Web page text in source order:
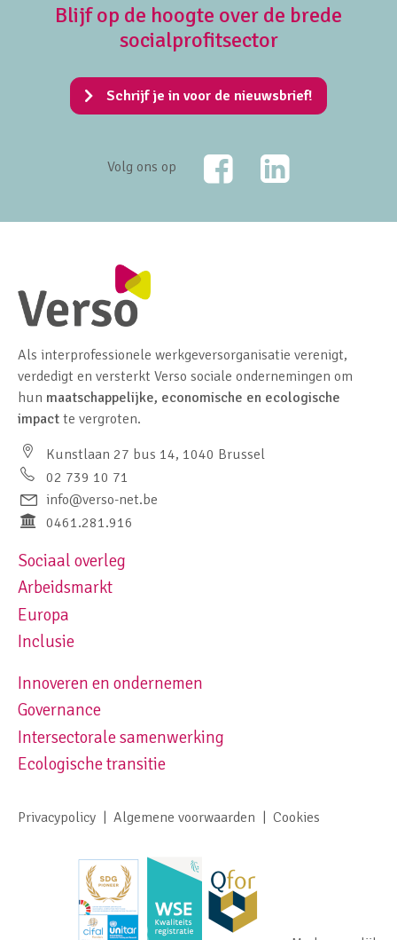
Blijf op de hoogte over de brede
socialprofitsector
Schrijf je in voor de nieuwsbrief!
Volg ons op
FacebookLinkedIn
Als interprofessionele werkgeversorganisatie verenigt,
verdedigt en versterkt Verso sociale ondernemingen om
hun maatschappelijke, economische en ecologische
impact te vergroten.
Kunstlaan 27 bus 14, 1040 Brussel
02 739 10 71
info@verso-net.be
0461.281.916
Footer navigation left
Sociaal overleg
Arbeidsmarkt
Europa
Inclusie
Footer navigation right
Innoveren en ondernemen
Governance
Intersectorale samenwerking
Ecologische transitie
Footer meta navigation
Privacypolicy Algemene voorwaarden Cookies